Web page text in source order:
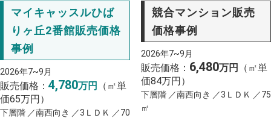
マイキャッスルひば
りヶ丘2番館販売価格
事例
2026年7~9月
販売価格： 4,780万円
（㎡単
価65万円）
下層階 ／南西向き ／3ＬＤＫ ／70
競合マンション販売
価格事例
2026年7~9月
販売価格： 6,480万円
（㎡単
価84万円）
下層階 ／南西向き ／3ＬＤＫ ／75
㎡